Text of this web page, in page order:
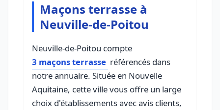
Maçons terrasse à
Neuville-de-Poitou
Neuville-de-Poitou compte
3 maçons terrasse référencés dans
notre annuaire. Située en Nouvelle
Aquitaine, cette ville vous offre un large
choix d'établissements avec avis clients,